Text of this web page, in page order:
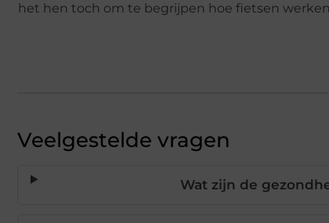
het hen toch om te begrijpen hoe fietsen
Veelgestelde vragen
Wat zijn de